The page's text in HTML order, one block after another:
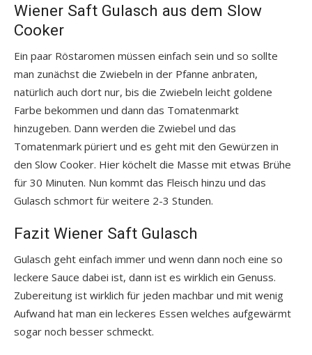
Wiener Saft Gulasch aus dem Slow
Cooker
Ein paar Röstaromen müssen einfach sein und so sollte
man zunächst die Zwiebeln in der Pfanne anbraten,
natürlich auch dort nur, bis die Zwiebeln leicht goldene
Farbe bekommen und dann das Tomatenmarkt
hinzugeben. Dann werden die Zwiebel und das
Tomatenmark püriert und es geht mit den Gewürzen in
den Slow Cooker. Hier köchelt die Masse mit etwas Brühe
für 30 Minuten. Nun kommt das Fleisch hinzu und das
Gulasch schmort für weitere 2-3 Stunden.
Fazit Wiener Saft Gulasch
Gulasch geht einfach immer und wenn dann noch eine so
leckere Sauce dabei ist, dann ist es wirklich ein Genuss.
Zubereitung ist wirklich für jeden machbar und mit wenig
Aufwand hat man ein leckeres Essen welches aufgewärmt
sogar noch besser schmeckt.